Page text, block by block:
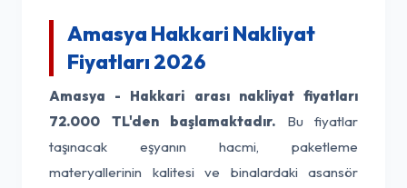
Amasya Hakkari Nakliyat
Fiyatları 2026
Amasya - Hakkari arası nakliyat fiyatları
72.000 TL'den başlamaktadır. Bu fiyatlar
taşınacak eşyanın hacmi, paketleme
materyallerinin kalitesi ve binalardaki asansör